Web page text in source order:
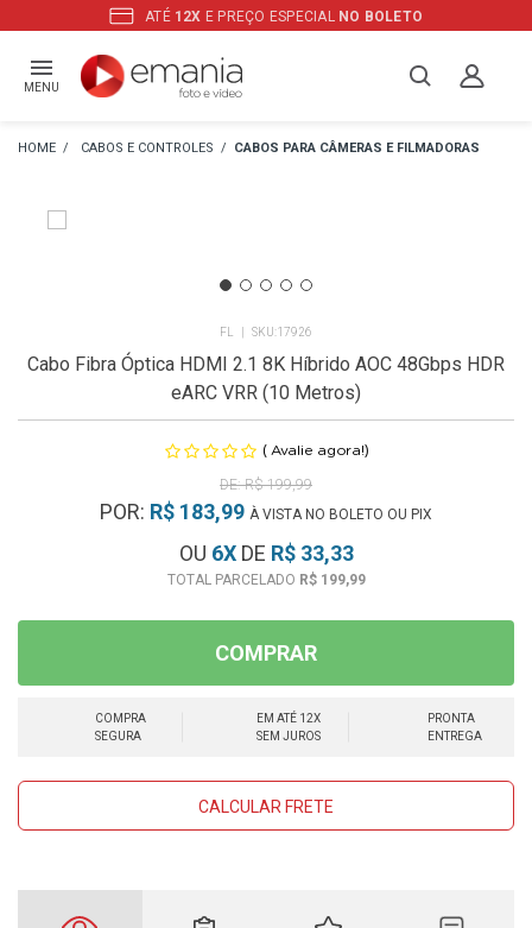
ATÉ 12X E PREÇO ESPECIAL NO BOLETO
MENU
CABOS E CONTROLES CABOS PARA CÂMERAS E FILMADORAS
FL 17926
Cabo Fibra Óptica HDMI 2.1 8K Híbrido AOC 48Gbps HDR
eARC VRR (10 Metros)
( Avalie agora!)
R$ 199,99
POR: R$ 183,99 À VISTA NO BOLETO OU PIX
OU 6XDE R$ 33,33
R$ 199,99
COMPRAR
COMPRA
SEGURA
EM ATÉ 12X
SEM JUROS
PRONTA
ENTREGA
CALCULAR FRETE